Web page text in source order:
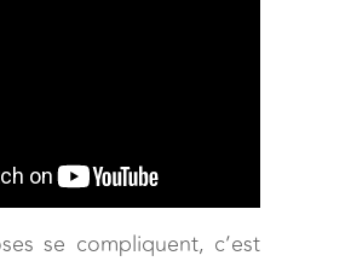
se compliquent, c’est